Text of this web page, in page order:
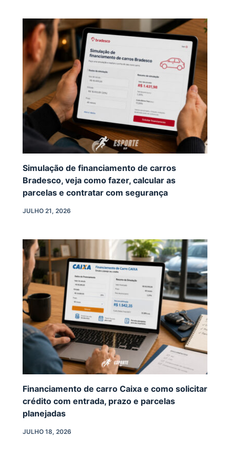
Simulação de financiamento de carros
Bradesco, veja como fazer, calcular as
parcelas e contratar com segurança
JULHO 21, 2026
Financiamento de carro Caixa e como solicitar
crédito com entrada, prazo e parcelas
planejadas
JULHO 18, 2026